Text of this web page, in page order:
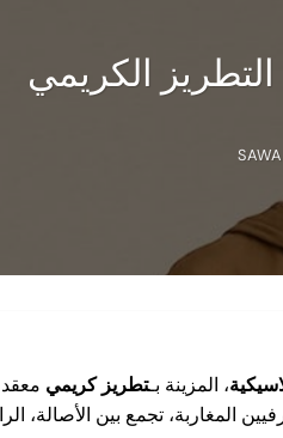
التطريز الكريمي
، المزينة بـتطريز كريمي معقد
المغاربة، تجمع بين الأصالة،